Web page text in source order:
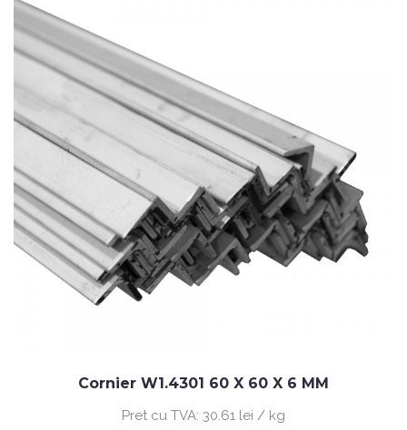
Cornier W1.4301 60 X 60 X 6 MM
Pret cu TVA: 30.61 lei / kg